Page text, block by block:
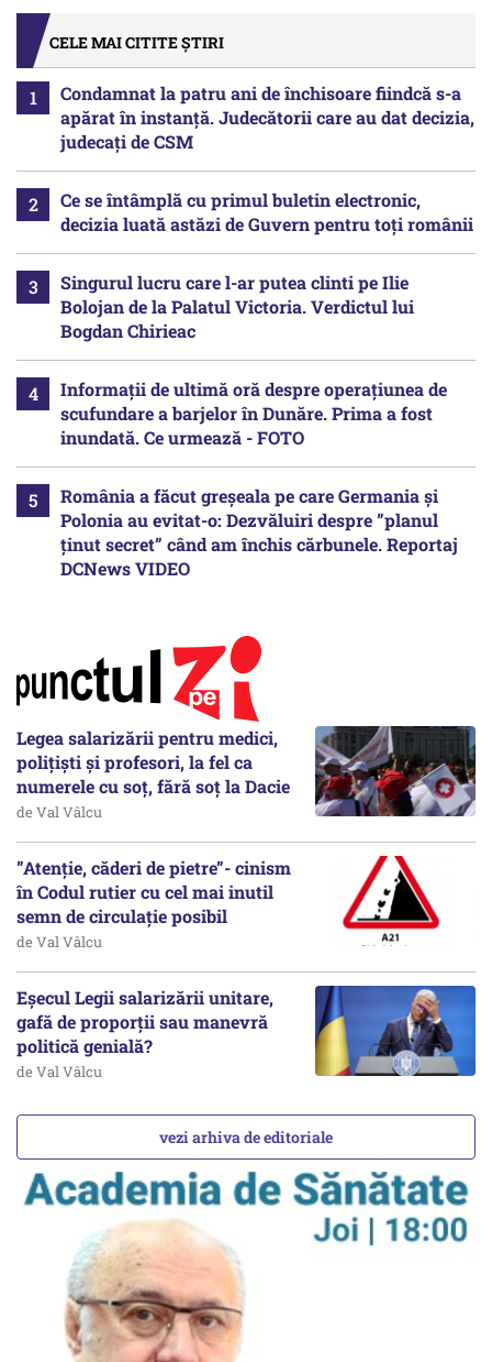
CELE MAI CITITE ȘTIRI
Condamnat la patru ani de închisoare fiindcă s-a
apărat în instanță. Judecătorii care au dat decizia,
judecați de CSM
Ce se întâmplă cu primul buletin electronic,
decizia luată astăzi de Guvern pentru toți românii
Singurul lucru care l-ar putea clinti pe Ilie
Bolojan de la Palatul Victoria. Verdictul lui
Bogdan Chirieac
Informații de ultimă oră despre operațiunea de
scufundare a barjelor în Dunăre. Prima a fost
inundată. Ce urmează - FOTO
România a făcut greșeala pe care Germania și
Polonia au evitat-o: Dezvăluiri despre ”planul
ținut secret” când am închis cărbunele. Reportaj
DCNews VIDEO
Legea salarizării pentru medici,
polițiști și profesori, la fel ca
numerele cu soț, fără soț la Dacie
de Val Vâlcu
”Atenție, căderi de pietre”- cinism
în Codul rutier cu cel mai inutil
semn de circulație posibil
de Val Vâlcu
Eșecul Legii salarizării unitare,
gafă de proporții sau manevră
politică genială?
de Val Vâlcu
vezi arhiva de editoriale